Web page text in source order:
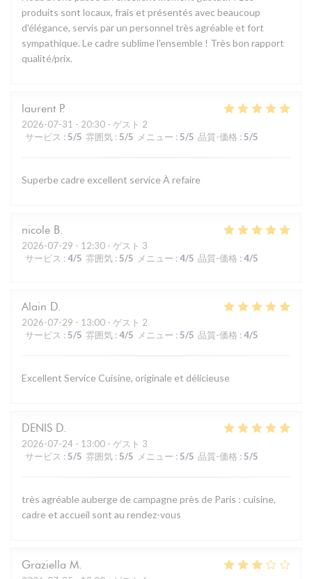
produits sont locaux, frais et présentés avec beaucoup
d'élégance, servis par un personnel très agréable et fort
sympathique. Le cadre sublime l'ensemble ! Très bon rapport
qualité/prix.
laurent P
2026-07-31 - 20:30 - ゲスト 2
サービス : 5/5 雰囲気 : 5/5 メニュー : 5/5 品質-価格 : 5/5
Superbe cadre excellent service À refaire
nicole B
2026-07-29 - 12:30 - ゲスト 3
サービス : 4/5 雰囲気 : 5/5 メニュー : 4/5 品質-価格 : 4/5
Alain D
2026-07-29 - 13:00 - ゲスト 2
サービス : 5/5 雰囲気 : 4/5 メニュー : 5/5 品質-価格 : 4/5
Excellent Service Cuisine, originale et délicieuse
DENIS D
2026-07-24 - 13:00 - ゲスト 3
サービス : 5/5 雰囲気 : 5/5 メニュー : 5/5 品質-価格 : 5/5
très agréable auberge de campagne près de Paris : cuisine,
cadre et accueil sont au rendez-vous
Graziella M